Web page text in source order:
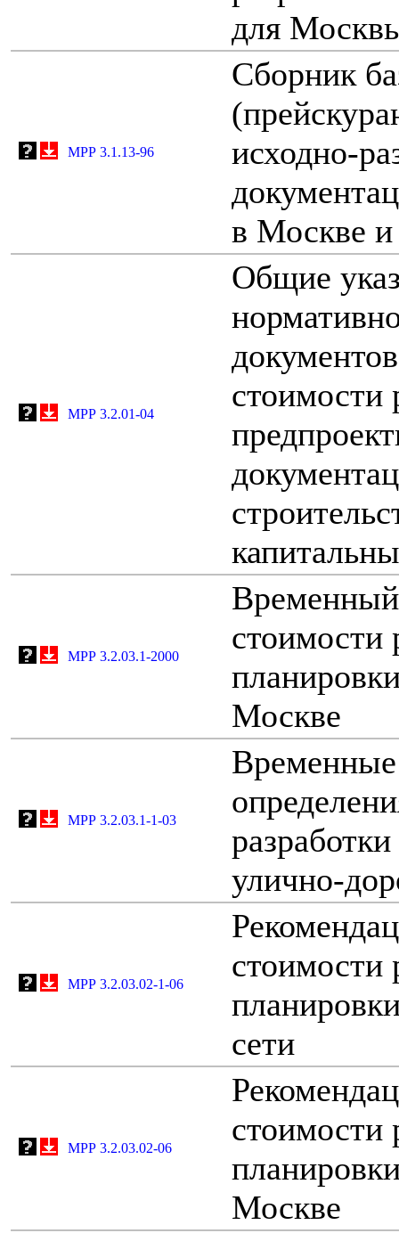
для
МРР 3.1.13-96
Сборник
исходно-
в Москве
МРР 3.2.01-04
Общие
стоимости
МРР 3.2.03.1-2000
Временный
стоимости
Москве
МРР 3.2.03.1-1-03
Временные
улично-
МРР 3.2.03.02-1-06
стоимости
сети
МРР 3.2.03.02-06
стоимости
Москве